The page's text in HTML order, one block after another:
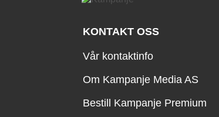
KONTAKT OSS
Vår kontaktinfo
Om Kampanje Media AS
Bestill Kampanje Premium